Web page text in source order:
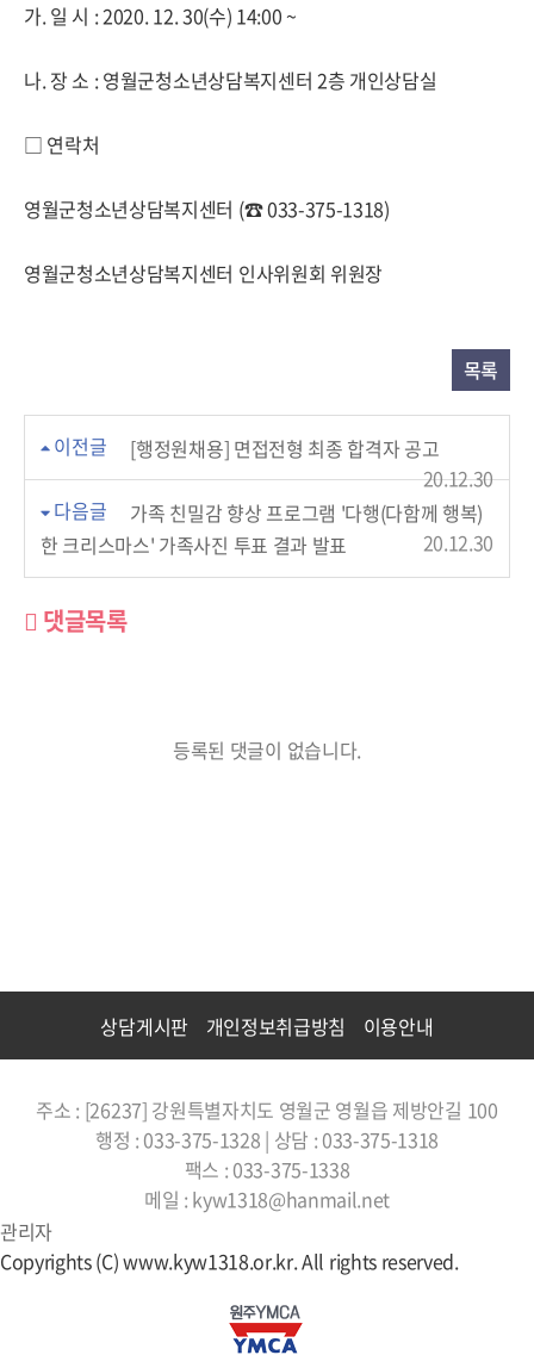
가. 일 시 : 2020. 12. 30(수) 14:00 ~
나. 장 소 : 영월군청소년상담복지센터 2층 개인상담실
□ 연락처
영월군청소년상담복지센터 (☎ 033-375-1318)
영월군청소년상담복지센터 인사위원회 위원장
목록
이전글
[행정원채용] 면접전형 최종 합격자 공고
20.12.30
다음글
가족 친밀감 향상 프로그램 '다행(다함께 행복)
한 크리스마스' 가족사진 투표 결과 발표
20.12.30
댓글목록
등록된 댓글이 없습니다.
상담게시판 개인정보취급방침 이용안내
주소 : [26237] 강원특별자치도 영월군 영월읍 제방안길 100
행정 : 033-375-1328 | 상담 : 033-375-1318
팩스 : 033-375-1338
메일 : kyw1318@hanmail.net
관리자
Copyrights (C) www.kyw1318.or.kr. All rights reserved.